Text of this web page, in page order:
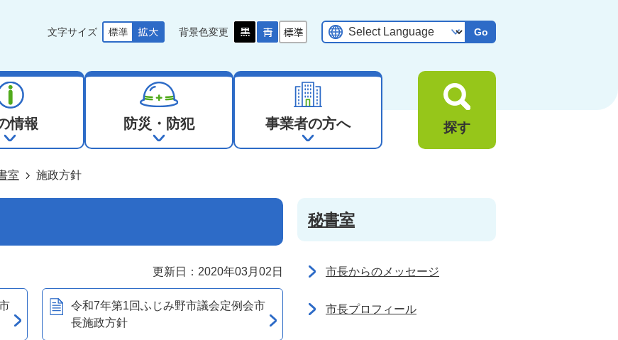
文字サイズ 背景色変更 Go
情報 防災・防犯 事業者の方へ 探す
室 施政方針
更新日：2020年03月02日
令和7年第1回ふじみ野市議会定例会市
長施政方針
秘書室
市長からのメッセージ
市長プロフィール